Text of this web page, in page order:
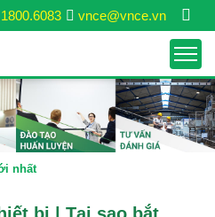
vnce@vnce.vn
1800.6083
nhất